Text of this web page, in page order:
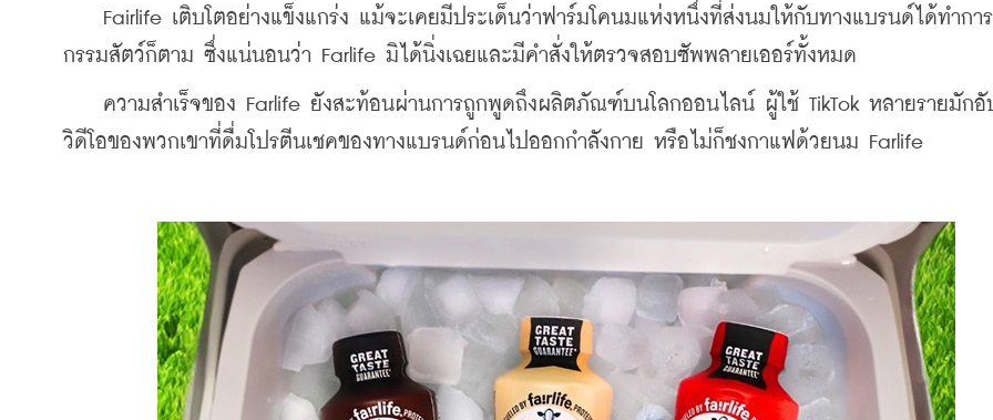
Fairlife เติบโตอย่างแข็งแกร่ง แม้จะเคยมีประเด็นว่าฟาร์มโคนมแห่งหนึ่งที่ส่งนมให้กับทางแบรนด์ได้ทำกา
กรรมสัตว์ก็ตาม ซึ่งแน่นอนว่า Farlife มิได้นิ่งเฉยและมีคำสั่งให้ตรวจสอบซัพพลายเออร์ทั้งหมด
ความสำเร็จของ Farlife ยังสะท้อนผ่านการถูกพูดถึงผลิตภัณฑ์บนโลกออนไลน์ ผู้ใช้ TikTok หลายรายมักอั
วิดีโอของพวกเขาที่ดื่มโปรตีนเชคของทางแบรนด์ก่อนไปออกกำลังกาย หรือไม่ก็ชงกาแฟด้วยนม Farlife